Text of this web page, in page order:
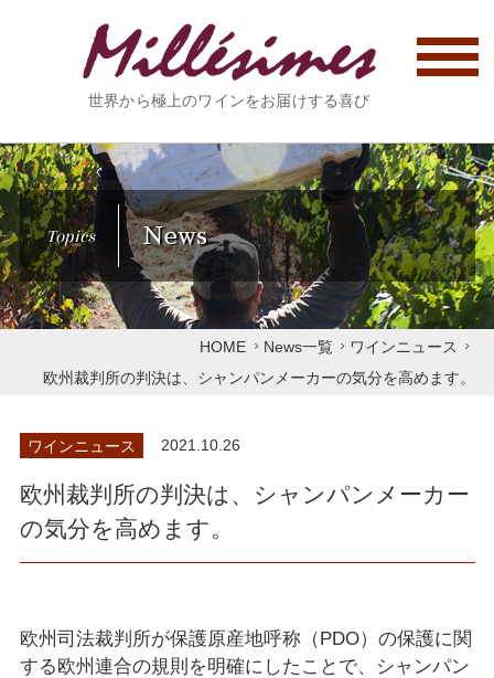
世界から極上のワインをお届けする喜び
Topics News
HOME News一覧
ワインニュース
欧州裁判所の判決は、シャンパンメーカーの気分を高めます。
ワインニュース 2021.10.26
欧州裁判所の判決は、シャンパンメーカー
の気分を高めます。
欧州司法裁判所が保護原産地呼称（PDO）の保護に関
する欧州連合の規則を明確にしたことで、シャンパン